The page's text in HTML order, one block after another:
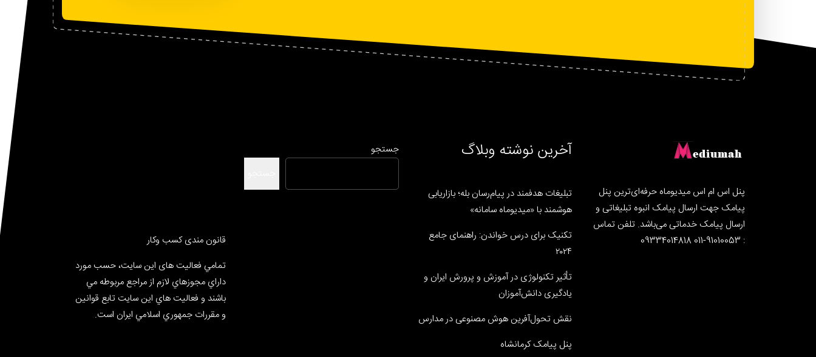
پنل اس ام اس میدیوماه حرفه‌ای‌ترین پنل
پیامک جهت ارسال پیامک انبوه تبلیغاتی و
ارسال پیامک خدماتی می‌باشد. تلفن تماس
: 91010053-011 09334014818
آخرین نوشته وبلاگ
تبلیغات هدفمند در پیام‌رسان بله؛ بازاریابی
هوشمند با «میدیوماه سامانه»
تکنیک برای درس خواندن: راهنمای جامع
۲۰۲۴
تأثیر تکنولوژی در آموزش و پرورش ایران و
یادگیری دانش‌آموزان
نقش تحول‌آفرین هوش مصنوعی در مدارس
پنل پیامک کرمانشاه
جستجو
قانون مندی کسب وکار
تمامي فعالیت های این سایت، حسب مورد
داراي مجوزهاي لازم از مراجع مربوطه مي
باشند و فعاليت هاي اين سايت تابع قوانين
و مقررات جمهوري اسلامي ايران است.